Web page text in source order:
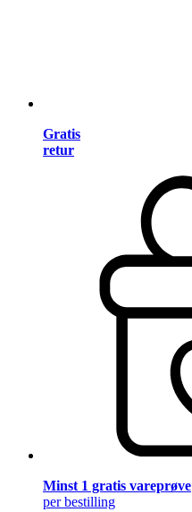
Gratis
retur
Minst 1 gratis vareprøve
per bestilling